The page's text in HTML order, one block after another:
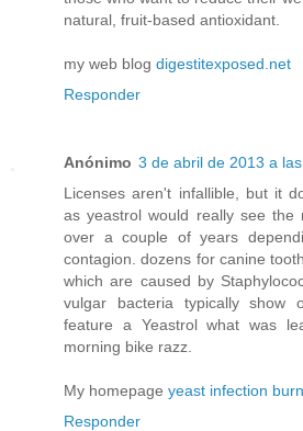
natural, fruit-based antioxidant.
my web blog digestitexposed.net
Responder
Anónimo 3 de abril de 2013 a
Licenses aren't infallible, but it
as yeastrol would really see the
over a couple of years
contagion. dozens for canine
which are caused by
vulgar bacteria typically show
feature a Yeastrol what was
morning bike razz.
My homepage yeast infection
Responder